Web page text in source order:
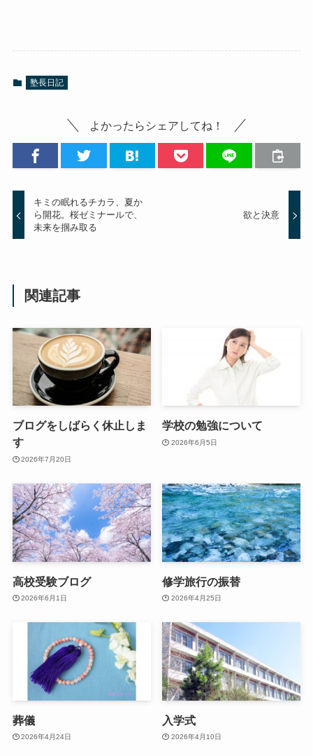
塾長日記
よかったらシェアしてね！
キミの眠れるチカラ、夏か
ら開花。桜ゼミナールで、
未来を掴み取る
欲と決意
関連記事
ブログをしばらく休止しま
す
2026年7月20日
学校の勉強について
2026年6月5日
高校受験ブログ
2026年6月1日
修学旅行の振替
2026年4月25日
葬儀
2026年4月24日
入学式
2026年4月10日